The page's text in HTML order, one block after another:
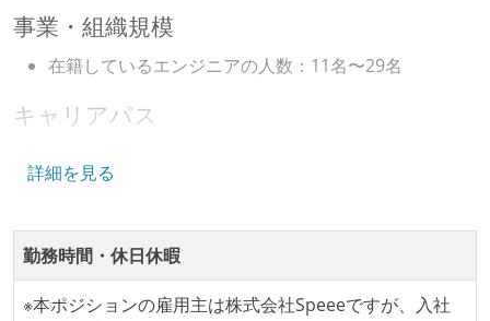
事業・組織規模
在籍しているエンジニアの人数：11名〜29名
キャリアパス
いる
など、キャリア形成を目的とした職域を超えての積極
的な異動が推奨され、実施されている
マネージャーやCTOと高頻度（月1程度）でキャリアに
詳細を見る
勤務時間・休日休暇
※本ポジションの雇用主は株式会社Speeeですが、入社